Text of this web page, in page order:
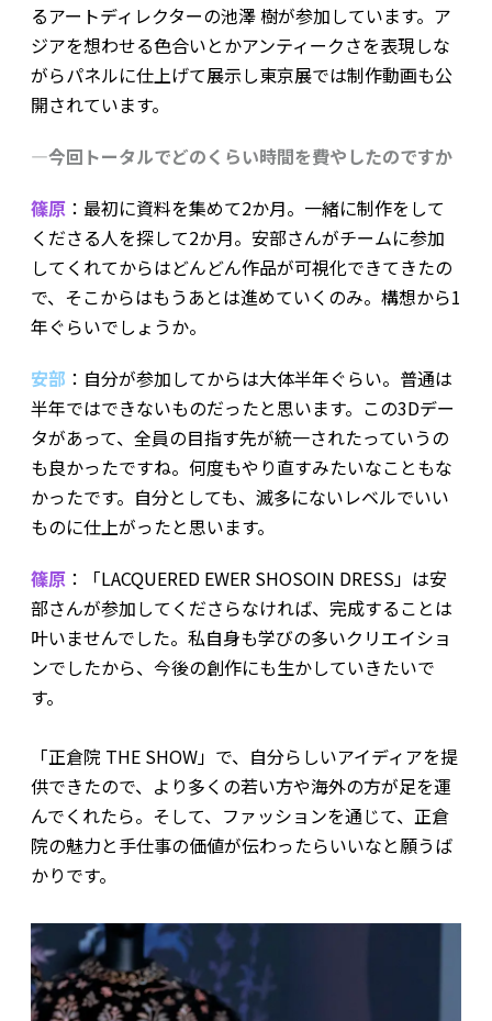
るアートディレクターの池澤 樹が参加しています。ア
ジアを想わせる色合いとかアンティークさを表現しな
がらパネルに仕上げて展示し東京展では制作動画も公
開されています。
―今回トータルでどのくらい時間を費やしたのですか
篠原：最初に資料を集めて2か月。一緒に制作をして
くださる人を探して2か月。安部さんがチームに参加
してくれてからはどんどん作品が可視化できてきたの
で、そこからはもうあとは進めていくのみ。構想から1
年ぐらいでしょうか。
安部 ：自分が参加してからは大体半年ぐらい。普通は
半年ではできないものだったと思います。この3Dデー
タがあって、全員の目指す先が統一されたっていうの
も良かったですね。何度もやり直すみたいなこともな
かったです。自分としても、滅多にないレベルでいい
ものに仕上がったと思います。
篠原：「LACQUERED EWER SHOSOIN DRESS」は安
部さんが参加してくださらなければ、完成することは
叶いませんでした。私自身も学びの多いクリエイショ
ンでしたから、今後の創作にも生かしていきたいで
す。
「正倉院 THE SHOW」で、自分らしいアイディアを提
供できたので、より多くの若い方や海外の方が足を運
んでくれたら。そして、ファッションを通じて、正倉
院の魅力と手仕事の価値が伝わったらいいなと願うば
かりです。